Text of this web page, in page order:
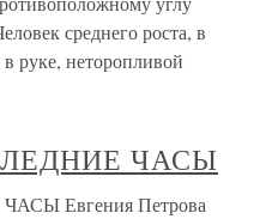
среднего роста, в
руке, неторопливой
ЧАСЫ
Евгения Петрова